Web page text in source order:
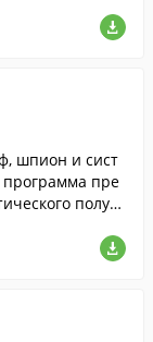
шпион и сист
пре
получ